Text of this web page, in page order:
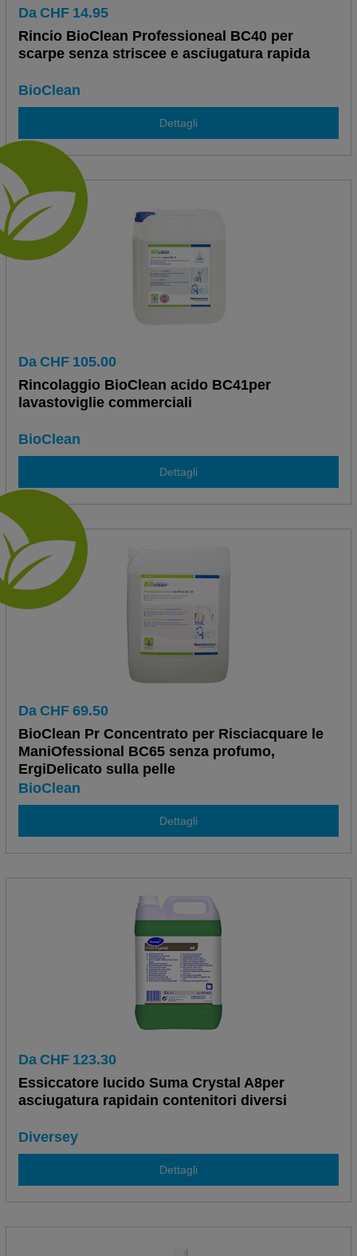
Da CHF 14.95
Rincio BioClean Professioneal BC40 per
scarpe senza striscee e asciugatura rapida
BioClean
Dettagli
Da CHF 105.00
Rincolaggio BioClean acido BC41per
lavastoviglie commerciali
BioClean
Dettagli
Da CHF 69.50
BioClean Pr Concentrato per Risciacquare le
ManiOfessional BC65 senza profumo,
ErgiDelicato sulla pelle
BioClean
Dettagli
Da CHF 123.30
Essiccatore lucido Suma Crystal A8per
asciugatura rapidain contenitori diversi
Diversey
Dettagli